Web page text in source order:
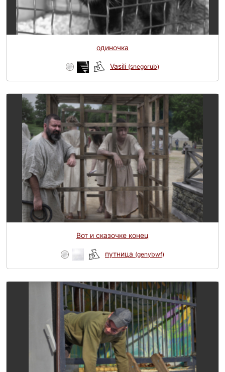
одиночка
Vasili (snegorub)
Вот и сказочке конец
путница (genybwf)